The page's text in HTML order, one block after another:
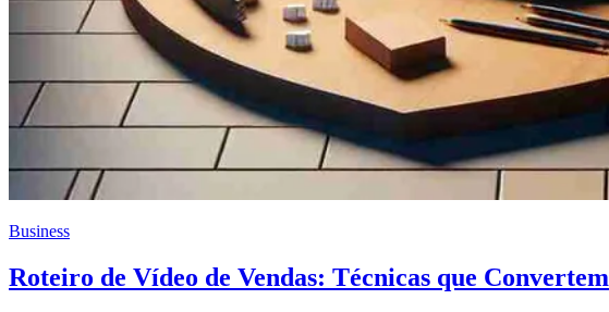
Business
Roteiro de Vídeo de Vendas: Técnicas que Convertem